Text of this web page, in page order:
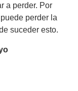
a perder. Por
perder la
suceder esto.